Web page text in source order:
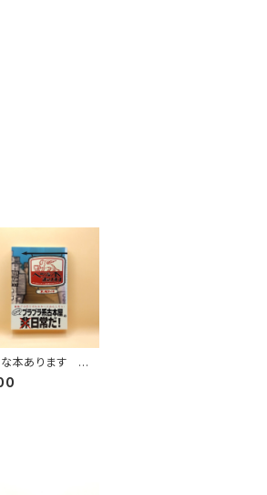
本あります ぼく
ライン古本屋の
さん２